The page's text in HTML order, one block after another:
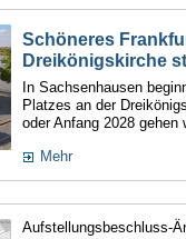
Schöneres
Dreikönigskirche
In Sachsenhausen
Platzes an der
oder Anfang 2028 gehen
Mehr
Aufstellungsbeschluss-